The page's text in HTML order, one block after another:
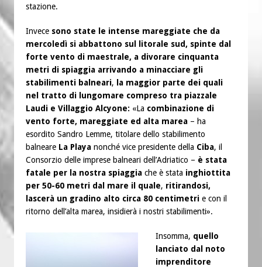
stazione.
Invece sono state le intense mareggiate che da
mercoledì si abbattono sul litorale sud, spinte dal
forte vento di maestrale, a divorare cinquanta
metri di spiaggia arrivando a minacciare gli
stabilimenti balneari, la maggior parte dei quali
nel tratto di lungomare compreso tra piazzale
Laudi e Villaggio Alcyone: «La combinazione di
vento forte, mareggiate ed alta marea – ha
esordito Sandro Lemme, titolare dello stabilimento
balneare La Playa nonché vice presidente della Ciba, il
Consorzio delle imprese balneari dell’Adriatico – è stata
fatale per la nostra spiaggia che è stata inghiottita
per 50-60 metri dal mare il quale, ritirandosi,
lascerà un gradino alto circa 80 centimetri e con il
ritorno dell’alta marea, insidierà i nostri stabilimenti».
Insomma, quello
lanciato dal noto
imprenditore